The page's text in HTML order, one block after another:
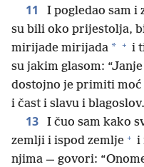
11
I pogledao sam i
su bili oko prijestolja,
mirijade mirijada * + i
su jakim glasom:
dostojno je primiti moć
i čast i slavu i
13
I čuo sam kako
zemlji i ispod zemlje + i
njima — govori: